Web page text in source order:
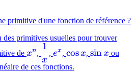
primitive d'une fonction de référence ?
primitives usuelles pour trouver
de
x^n
xn, \dfrac{1}
{x}
x
1
, e^x
ex,
x
cosx,
\sin
x
sinx ou
de ces fonctions.